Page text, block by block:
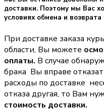
доставки. Поэтому мы Вас
условиях обмена и возврата
При доставке заказа
области, Вы можете
оплаты. В случае
брака Вы вправе
расходы по доставке
отказа другая, то Вам
стоимость доставки.